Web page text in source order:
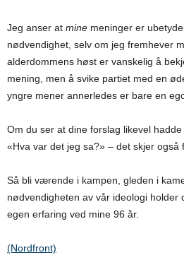
Jeg anser at mine meninger er
nødvendighet, selv om jeg fremhever
alderdommens høst er vanskelig å
mening, men å svike partiet med en
yngre mener annerledes er bare en
Om du ser at dine forslag likevel
«Hva var det jeg sa?» – det skjer også
Så bli værende i kampen, gleden i
nødvendigheten av vår ideologi holder
egen erfaring ved mine 96 år.
(Nordfront)